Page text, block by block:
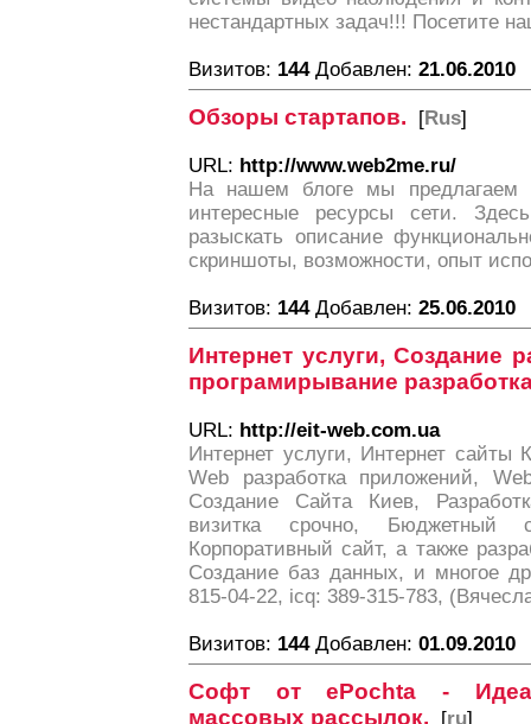
нестандартных задач!!! Посетите
Визитов: 144Добавлен: 21.06.2010
Обзоры стартапов. [Rus]
URL: http://www.web2me.ru/
На нашем блоге мы предлагаем
интересные ресурсы сети.
разыскать описание
скриншоты, возможности, опыт
Визитов: 144Добавлен: 25.06.2010
Интернет услуги, Создание
програмирывание
URL: http://eit-web.com.ua
Интернет услуги, Интернет сайты
Web разработка приложений,
Создание Сайта Киев,
визитка срочно, Бюджетный
Корпоративный сайт, а также
Создание баз данных, и многое
815-04-22, icq: 389-315-783,
Визитов: 144Добавлен: 01.09.2010
Софт от ePochta -
массовых рассылок. [ru]